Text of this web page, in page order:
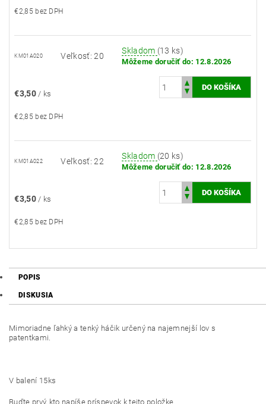
€2,85 bez DPH
KM01A020 Veľkosť: 20
Skladom (13 ks)
Môžeme doručiť do: 12.8.2026
€3,50 / ks
€2,85 bez DPH
KM01A022 Veľkosť: 22
Skladom (20 ks)
Môžeme doručiť do: 12.8.2026
€3,50 / ks
€2,85 bez DPH
POPIS
DISKUSIA
Mimoriadne ľahký a tenký háčik určený na najemnejší lov s
patentkami.
V balení 15ks
Buďte prvý, kto napíše príspevok k tejto položke.